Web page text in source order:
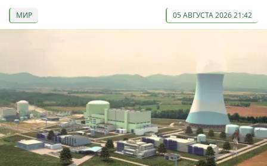
МИР 05 АВГУСТА 2026 21:42